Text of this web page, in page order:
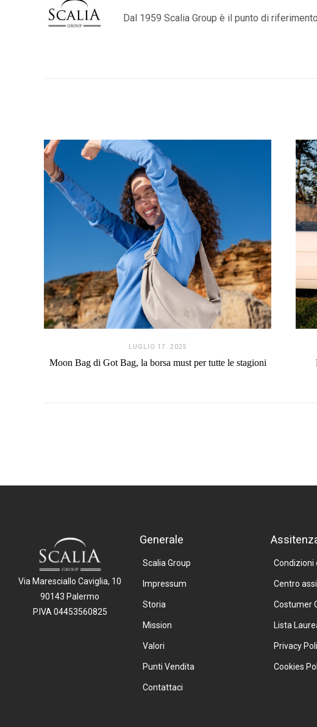
Dal 1959 Scalia Group è il punto di
LUGLIO 17. 2025
Moon Bag di Got Bag, la borsa must per tutte le stagioni
Via Maresciallo Caviglia, 10
90143 Palermo
P.IVA 04453560825
Generale
Scalia Group
Impressum
Storia
Mission
Valori
Punti Vendita
Contattaci
Condizioni
Centro
Costumer
Lista
Privacy
Cookies